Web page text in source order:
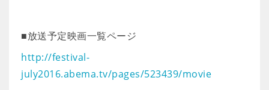
■放送予定映画一覧ページ
http://festival-
july2016.abema.tv/pages/523439/movie